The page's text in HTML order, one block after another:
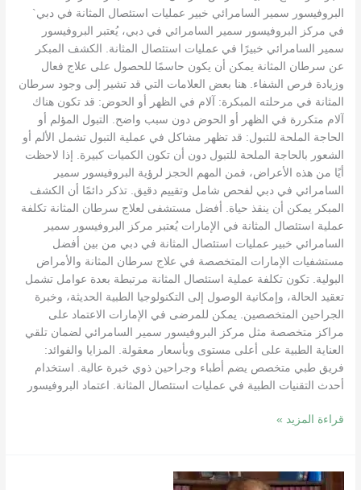
البروفيسور سمير السامرائي خبير عمليات استئصال المثانة في دبي`
في مركز البروفيسور سمير السامرائي في دبي، يُعتبر البروفيسور
سمير السامرائي خبيرًا في عمليات استئصال المثانة. الكشف المبكر
عن سرطان المثانة يمكن أن يكون حاسمًا للحصول على علاج فعال
وزيادة فرص الشفاء. هنا بعض العلامات التي قد تشير إلى وجود سرطان
المثانة في مرحلته المبكرة: آلام في الظهر أو الحوض: قد تكون هناك
آلام متكررة في الظهر أو الحوض دون سبب واضح. التبول المؤلم أو
الحاجة الملحة للتبول: قد تظهر مشاكل في عملية التبول تشمل الألم أو
الشعور بالحاجة الملحة للتبول دون أن تكون الكميات كبيرة. إذا لاحظت
أيًا من هذه الأعراض، فمن المهم الحجز لرؤية البروفيسور سمير
السامرائي في دبي لفحص شامل وتقييم دقيق. تذكر دائمًا أن الكشف
المبكر يمكن أن ينقذ حياة. أفضل مستشفى لعلاج سرطان المثانة تكلفة
عملية استئصال المثانة في الإمارات يُعتبر مركز البروفيسور سمير
السامرائي خبير عمليات استئصال المثانة في دبي من بين أفضل
مستشفيات الإمارات المتخصصة في علاج سرطان المثانة والأمراض
البولية. تكون تكلفة عملية استئصال المثانة مرتبطة بعدة عوامل تشمل
تعقيد الحالة، وإمكانية الوصول إلى التكنولوجيا الطبية الحديثة، وخبرة
الجراحين المتخصصين. يمكن للمرضى في الإمارات الاعتماد على
مراكز متخصصة مثل مركز البروفيسور سمير السامرائي لضمان تلقي
العناية الطبية على أعلى مستوى وبأسعار معقولة. المزايا والفوائد:
فريق طبي متخصص يضم أطباء وجراحين ذوي خبرة عالية. استخدام
أحدث التقنيات الطبية في عمليات استئصال المثانة. اعتماد البروفيسور
قراءة المزيد »
اكتشف